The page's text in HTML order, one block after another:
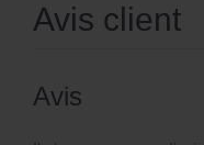
Avis client
Avis